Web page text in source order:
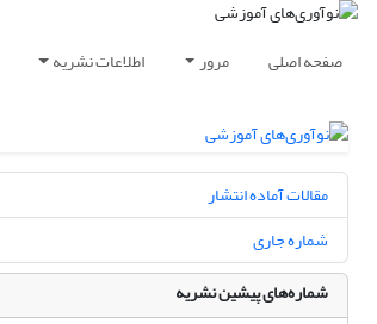
صفحه اصلی مرور اطلاعات نشریه
مقالات آماده انتشار
شماره جاری
شماره‌های پیشین نشریه